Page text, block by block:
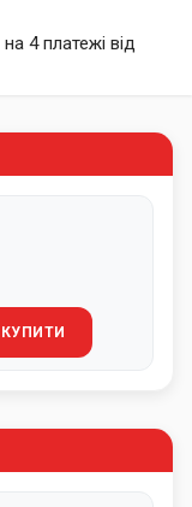
на 4 платежі від
КУПИТИ